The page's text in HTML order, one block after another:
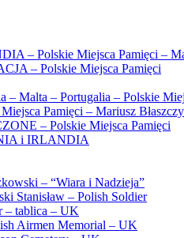
– Polskie Miejsca Pamięci –
– Polskie Miejsca Pamięci
– Malta – Portugalia – Polskie
Pamięci – Mariusz
– Polskie Miejsca Pamięci
i IRLANDIA
– “Wiara i Nadzieja”
Stanisław – Polish Soldier
– tablica – UK
Airmen Memorial – UK